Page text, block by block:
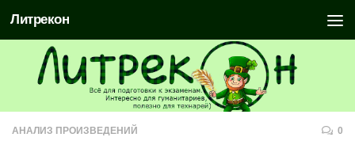
Литрекон
АНАЛИЗ ПРОИЗВЕДЕНИЙ 0